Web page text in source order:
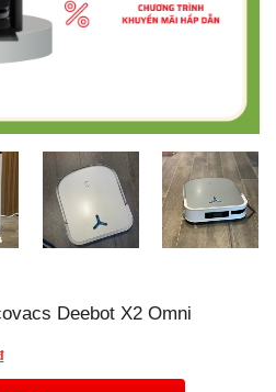
Deebot X2 Omni
Giá